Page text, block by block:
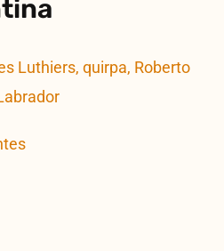
Luthiers,quirpa, Roberto